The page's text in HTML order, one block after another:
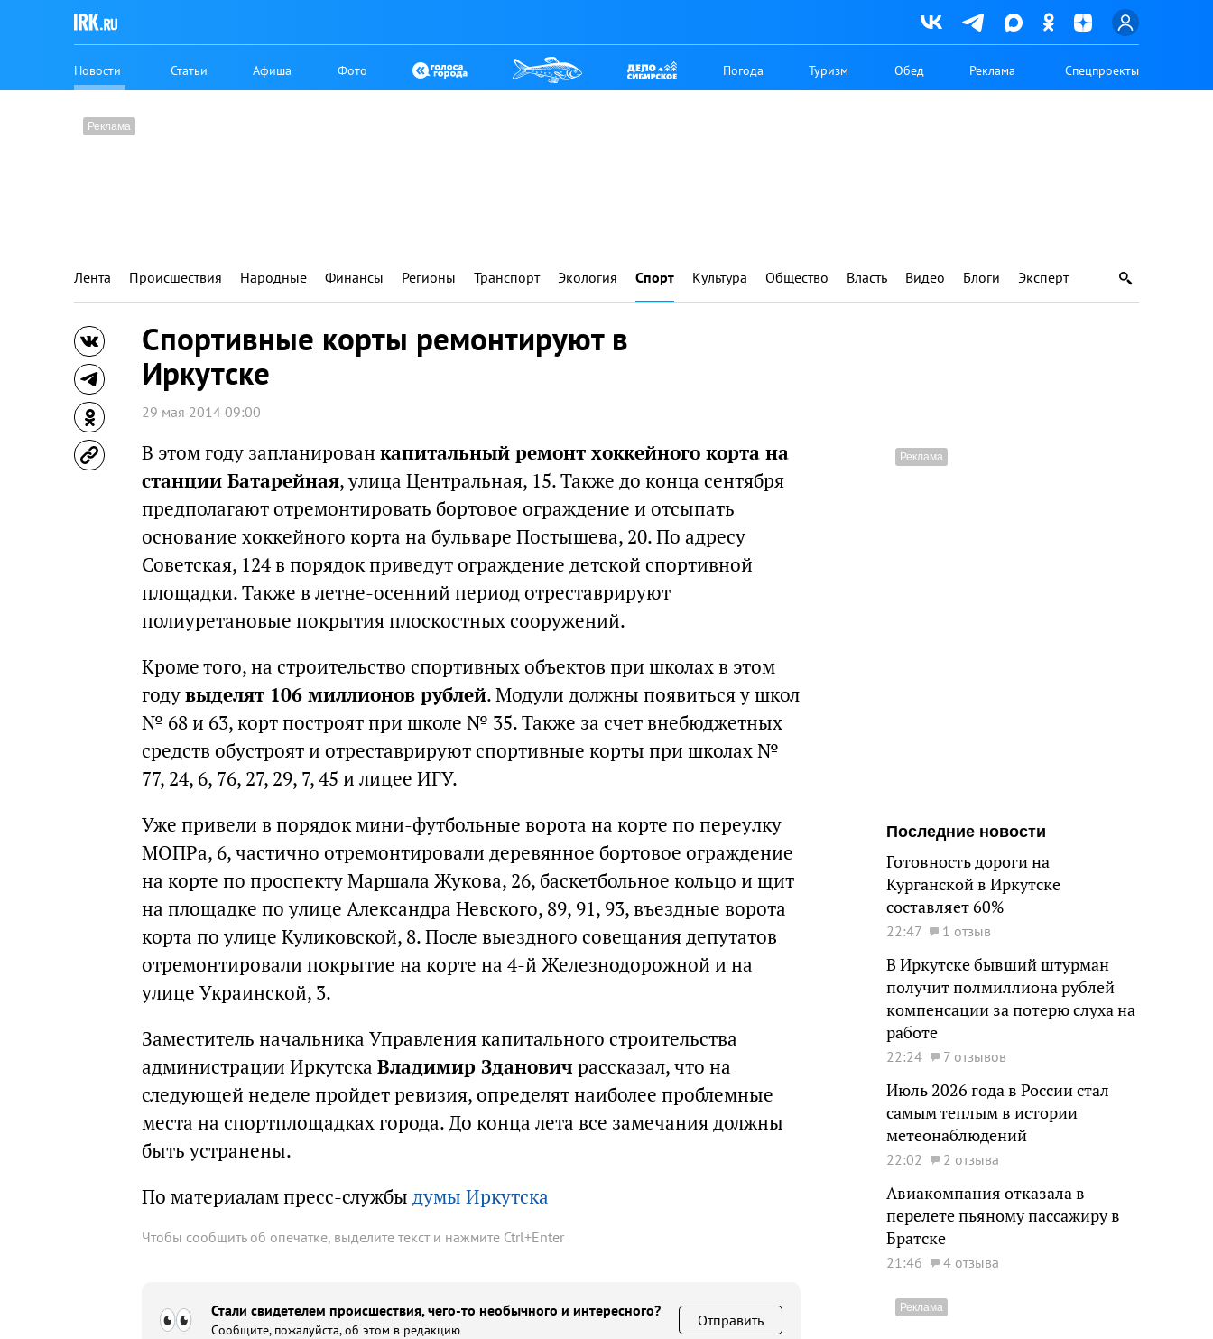
Новости Статьи Афиша Фото Погода Туризм Обед Реклама Спецпроекты
Лента Происшествия Народные Финансы Регионы Транспорт Экология Спорт Культура Общество Власть Видео Блоги Эксперт
Спортивные корты ремонтируют в
Иркутске
29 мая 2014 09:00
В этом году запланирован капитальный ремонт хоккейного корта на
станции Батарейная, улица Центральная, 15. Также до конца сентября
предполагают отремонтировать бортовое ограждение и отсыпать
основание хоккейного корта на бульваре Постышева, 20. По адресу
Советская, 124 в порядок приведут ограждение детской спортивной
площадки. Также в летне-осенний период отреставрируют
полиуретановые покрытия плоскостных сооружений.
Кроме того, на строительство спортивных объектов при школах в этом
годувыделят 106 миллионов рублей. Модули должны появиться у школ
№ 68 и 63, корт построят при школе № 35. Также за счет внебюджетных
средств обустроят и отреставрируют спортивные корты при школах №
77, 24, 6, 76, 27, 29, 7, 45 и лицее ИГУ.
Уже привели в порядок мини-футбольные ворота на корте по переулку
МОПРа, 6, частично отремонтировали деревянное бортовое ограждение
на корте по проспекту Маршала Жукова, 26, баскетбольное кольцо и щит
на площадке по улице Александра Невского, 89, 91, 93, въездные ворота
корта по улице Куликовской, 8. После выездного совещания депутатов
отремонтировали покрытие на корте на 4-й Железнодорожной и на
улице Украинской, 3.
Заместитель начальника Управления капитального строительства
администрации Иркутска Владимир Зданович рассказал, что на
следующей неделе пройдет ревизия, определят наиболее проблемные
места на спортплощадках города. До конца лета все замечания должны
быть устранены.
По материалам пресс-службы думы Иркутска
Чтобы сообщить об опечатке, выделите текст и нажмите Ctrl+Enter
Стали свидетелем происшествия, чего-то необычного и интересного?
Сообщите, пожалуйста, об этом в редакцию
Отправить
Последние новости
Готовность дороги на
Курганской в Иркутске
составляет 60%
22:47 1 отзыв
В Иркутске бывший штурман
получит полмиллиона рублей
компенсации за потерю слуха на
работе
22:24 7 отзывов
Июль 2026 года в России стал
самым теплым в истории
метеонаблюдений
22:02 2 отзыва
Авиакомпания отказала в
перелете пьяному пассажиру в
Братске
21:46 4 отзыва